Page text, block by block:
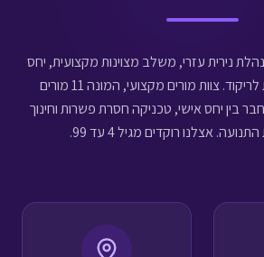
נירית עזרי, משלב מצוינות מקצועית, יחס
אישי ואהבה אמיתית לריקוד. צוות מורים מקצועי, המונה 11 מורים
בין יחס אישי, טכניקה חסרת פשרות וחינוך
אצלנו רוקדים מגיל 4 עד 99.